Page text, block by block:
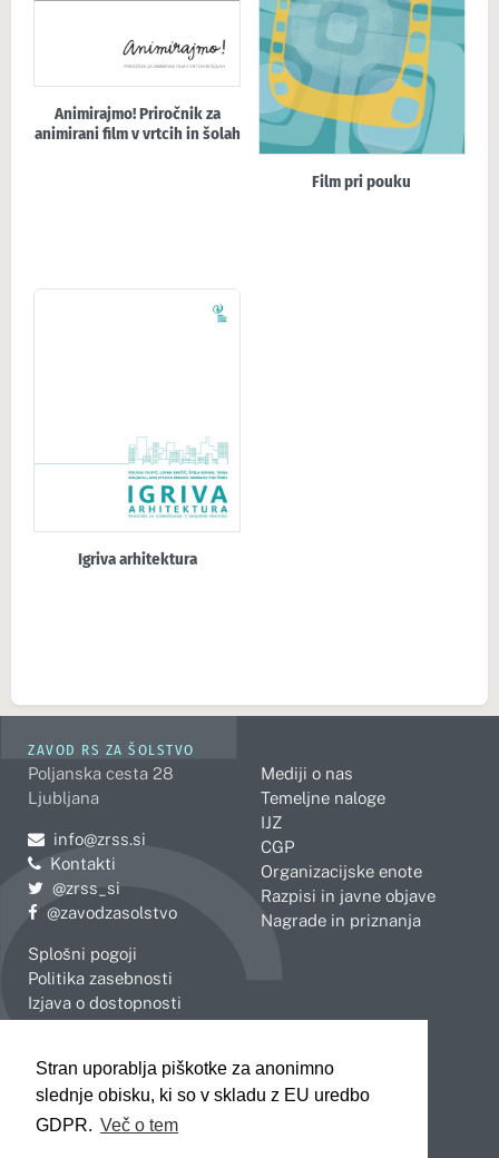
Stran uporablja piškotke za anonimno
slednje obisku, ki so v skladu z EU uredbo
GDPR. Več o tem
Animirajmo! Priročnik za
animirani film v vrtcih in šolah
Film pri pouku
Igriva arhitektura
ZAVOD RS ZA ŠOLSTVO
Poljanska cesta 28
Ljubljana
Pošljite e-mail na
info@zrss.si
Kontakti
Pojdite na Twitter:
@zrss_si
Pojdite na Facebook:
@zavodzasolstvo
Splošni pogoji
Politika zasebnosti
Izjava o dostopnosti
Mediji o nas
Temeljne naloge
IJZ
CGP
Organizacijske enote
Razpisi in javne objave
Nagrade in priznanja
Celje
Koper
Kranj
Novo mesto
Slovenj Gradec